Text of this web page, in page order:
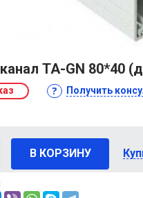
TA-GN 80*40
Получить
В КОРЗИНУ